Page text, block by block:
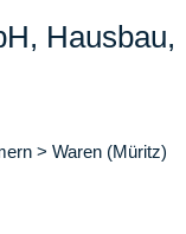
Hausbau,
> Waren (Müritz)